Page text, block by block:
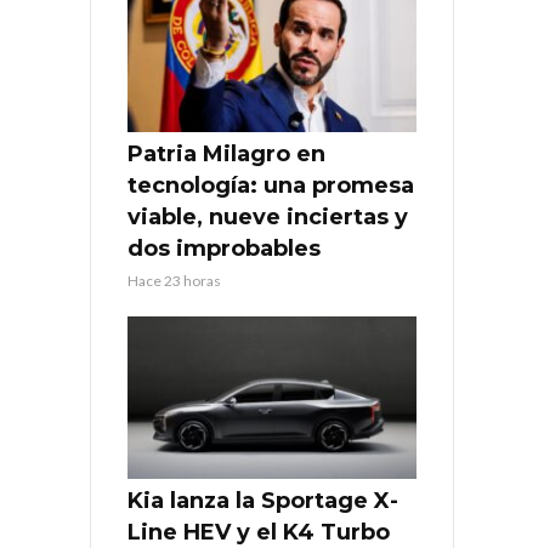
Patria Milagro en
tecnología: una promesa
viable, nueve inciertas y
dos improbables
Hace 23 horas
Kia lanza la Sportage X-
Line HEV y el K4 Turbo